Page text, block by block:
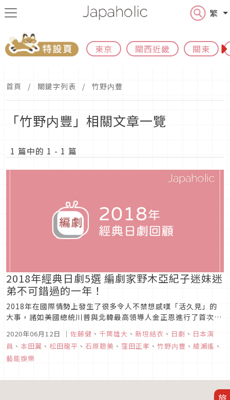
繁
東京 關西近畿 關東
首頁 關鍵字列表 竹野内豐
「竹野内豐」相關文章一覽
1 篇中的 1 - 1 篇
2018年經典日劇5選 編劇家野木亞紀子迷妹迷
弟不可錯過的一年！
2018年在國際情勢上發生了很多令人不禁想感嘆「活久見」的
大事，諸如美國總統川普與北韓最高領導人金正恩進行了首次歷
來》、《月薪嬌妻》等扣人心弦作品的編劇野木亞紀子陪伴了日
劇迷整整半年！喜歡石原聰美的觀眾也可以在這一年內看到各色
面貌、不同演技的她...
2020年06月12日 ｜ 佐藤健 、 千葉雄大 、 新垣結衣 、 日劇 、 日本演
員 、 本田翼 、 松田龍平 、 石原聰美 、 窪田正孝 、 竹野内豐 、 綾瀨遙 、
藝能娛樂